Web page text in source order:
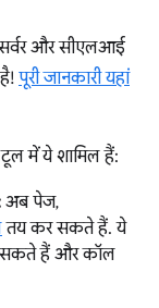
और सीएलआई
पूरी जानकारी यहां
में ये शामिल हैं:
अब पेज,
तय कर सकते हैं. ये
सकते हैं और कॉल